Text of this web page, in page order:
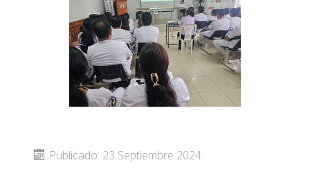
Publicado: 23 Septiembre 2024